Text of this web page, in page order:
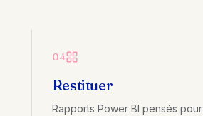
04
Restituer
Rapports Power BI pensés pour